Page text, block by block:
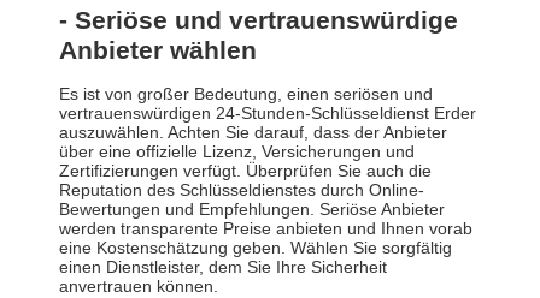
- Seriöse und vertrauenswürdige
Anbieter wählen
Es ist von großer Bedeutung, einen seriösen und
vertrauenswürdigen 24-Stunden-Schlüsseldienst Erder
auszuwählen. Achten Sie darauf, dass der Anbieter
über eine offizielle Lizenz, Versicherungen und
Zertifizierungen verfügt. Überprüfen Sie auch die
Reputation des Schlüsseldienstes durch Online-
Bewertungen und Empfehlungen. Seriöse Anbieter
werden transparente Preise anbieten und Ihnen vorab
eine Kostenschätzung geben. Wählen Sie sorgfältig
einen Dienstleister, dem Sie Ihre Sicherheit
anvertrauen können.